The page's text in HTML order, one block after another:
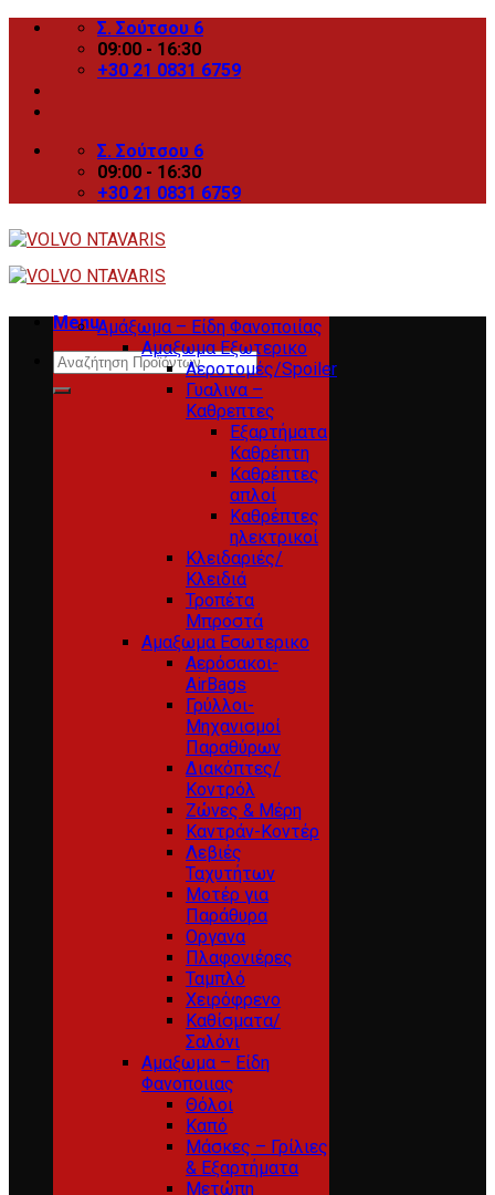
Skip
Σ. Σούτσου 6
09:00 - 16:30
+30 21 0831 6759
Σ. Σούτσου 6
09:00 - 16:30
+30 21 0831 6759
Menu
Search
for:
Αμάξωμα – Είδη Φανοποιίας
Αμαξωμα Εξωτερικο
Αεροτομές/Spoiler
Γυαλινα –
Καθρεπτες
Εξαρτήματα
Καθρέπτη
Καθρέπτες
απλοί
Καθρέπτες
ηλεκτρικοί
Κλειδαριές/
Κλειδιά
Τροπέτα
Μπροστά
Αμαξωμα Εσωτερικο
Αερόσακοι-
AirBags
Γρύλλοι-
Μηχανισμοί
Παραθύρων
Διακόπτες/
Κοντρόλ
Ζώνες & Μέρη
Καντράν-Κοντέρ
Λεβιές
Ταχυτήτων
Μοτέρ για
Παράθυρα
Οργανα
Πλαφονιέρες
Ταμπλό
Χειρόφρενο
Καθίσματα/
Σαλόνι
Αμαξωμα – Είδη
Φανοποιιας
Θόλοι
Καπό
Μάσκες – Γρίλιες
& Εξαρτήματα
Μετώπη